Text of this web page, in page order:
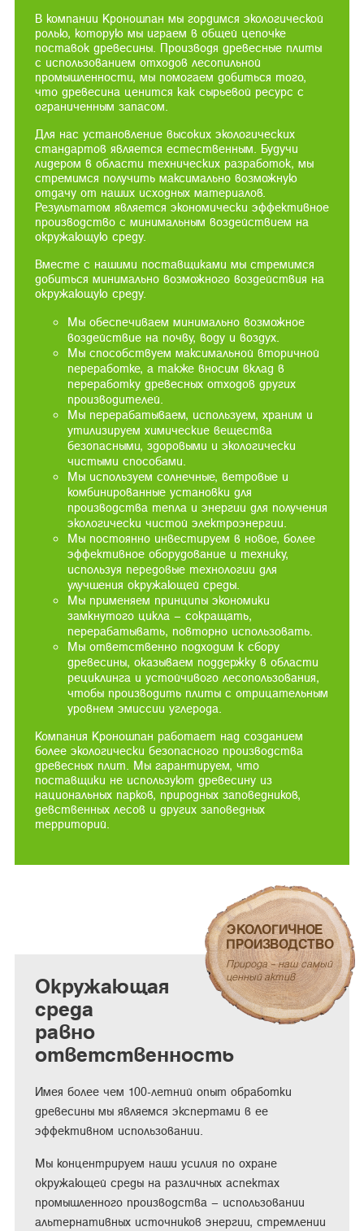
В компании Кроношпан мы гордимся экологической
ролью, которую мы играем в общей цепочке
поставок древесины. Производя древесные плиты
с использованием отходов лесопильной
промышленности, мы помогаем добиться того,
что древесина ценится как сырьевой ресурс с
ограниченным запасом.
Для нас установление высоких экологических
стандартов является естественным. Будучи
лидером в области технических разработок, мы
стремимся получить максимально возможную
отдачу от наших исходных материалов.
Результатом является экономически эффективное
производство с минимальным воздействием на
окружающую среду.
Вместе с нашими поставщиками мы стремимся
добиться минимально возможного воздействия на
окружающую среду.
Мы обеспечиваем минимально возможное
воздействие на почву, воду и воздух.
Мы способствуем максимальной вторичной
переработке, а также вносим вклад в
переработку древесных отходов других
производителей.
Мы перерабатываем, используем, храним и
утилизируем химические вещества
безопасными, здоровыми и экологически
чистыми способами.
Мы используем солнечные, ветровые и
комбинированные установки для
производства тепла и энергии для получения
экологически чистой электроэнергии.
Мы постоянно инвестируем в новое, более
эффективное оборудование и технику,
используя передовые технологии для
улучшения окружающей среды.
Мы применяем принципы экономики
замкнутого цикла – сокращать,
перерабатывать, повторно использовать.
Мы ответственно подходим к сбору
древесины, оказываем поддержку в области
рециклинга и устойчивого лесопользования,
чтобы производить плиты с отрицательным
уровнем эмиссии углерода.
Компания Кроношпан работает над созданием
более экологически безопасного производства
древесных плит. Мы гарантируем, что
поставщики не используют древесину из
национальных парков, природных заповедников,
девственных лесов и других заповедных
территорий.
Окружающая
среда
равно
ответственность
Имея более чем 100-летний опыт обработки
древесины мы являемся экспертами в ее
эффективном использовании.
Мы концентрируем наши усилия по охране
окружающей среды на различных аспектах
промышленного производства – использовании
альтернативных источников энергии, стремлении
ЭКОЛОГИЧНОЕ
ПРОИЗВОДСТВО
Природа – наш самый
ценный актив